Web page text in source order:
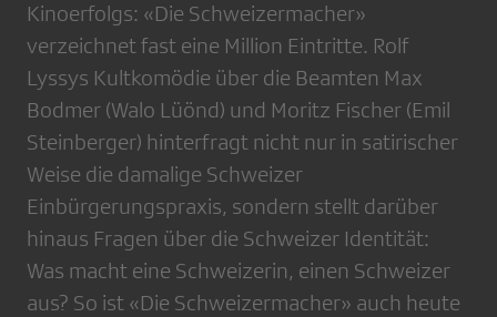
Kinoerfolgs: «Die Schweizermacher»
verzeichnet fast eine Million Eintritte. Rolf
Lyssys Kultkomödie über die Beamten Max
Bodmer (Walo Lüönd) und Moritz Fischer (Emil
Steinberger) hinterfragt nicht nur in satirischer
Weise die damalige Schweizer
Einbürgerungspraxis, sondern stellt darüber
hinaus Fragen über die Schweizer Identität:
Was macht eine Schweizerin, einen Schweizer
aus? So ist «Die Schweizermacher» auch heute